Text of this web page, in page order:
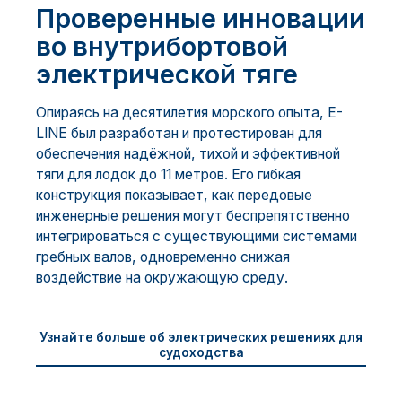
Проверенные инновации
во внутрибортовой
электрической тяге
Опираясь на десятилетия морского опыта, E-
LINE был разработан и протестирован для
обеспечения надёжной, тихой и эффективной
тяги для лодок до 11 метров. Его гибкая
конструкция показывает, как передовые
инженерные решения могут беспрепятственно
интегрироваться с существующими системами
гребных валов, одновременно снижая
воздействие на окружающую среду.
Узнайте больше об электрических решениях для
судоходства